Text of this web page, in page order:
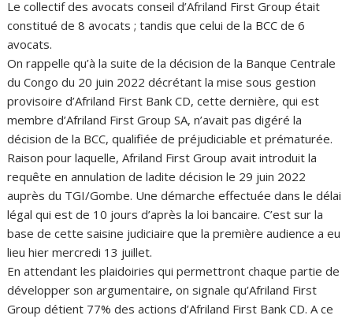
Le collectif des avocats conseil d’Afriland First Group était
constitué de 8 avocats ; tandis que celui de la BCC de 6
avocats.
On rappelle qu’à la suite de la décision de la Banque Centrale
du Congo du 20 juin 2022 décrétant la mise sous gestion
provisoire d’Afriland First Bank CD, cette dernière, qui est
membre d’Afriland First Group SA, n’avait pas digéré la
décision de la BCC, qualifiée de préjudiciable et prématurée.
Raison pour laquelle, Afriland First Group avait introduit la
requête en annulation de ladite décision le 29 juin 2022
auprès du TGI/Gombe. Une démarche effectuée dans le délai
légal qui est de 10 jours d’après la loi bancaire. C’est sur la
base de cette saisine judiciaire que la première audience a eu
lieu hier mercredi 13 juillet.
En attendant les plaidoiries qui permettront chaque partie de
développer son argumentaire, on signale qu’Afriland First
Group détient 77% des actions d’Afriland First Bank CD. A ce